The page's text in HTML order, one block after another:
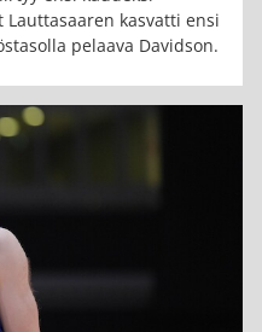
kasvatti ensi
pelaava Davidson.